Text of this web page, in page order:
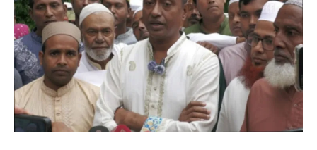
—
প্রশ্ন
তুললেন
জামায়াত
আমীর
শফিকুর
রহমান